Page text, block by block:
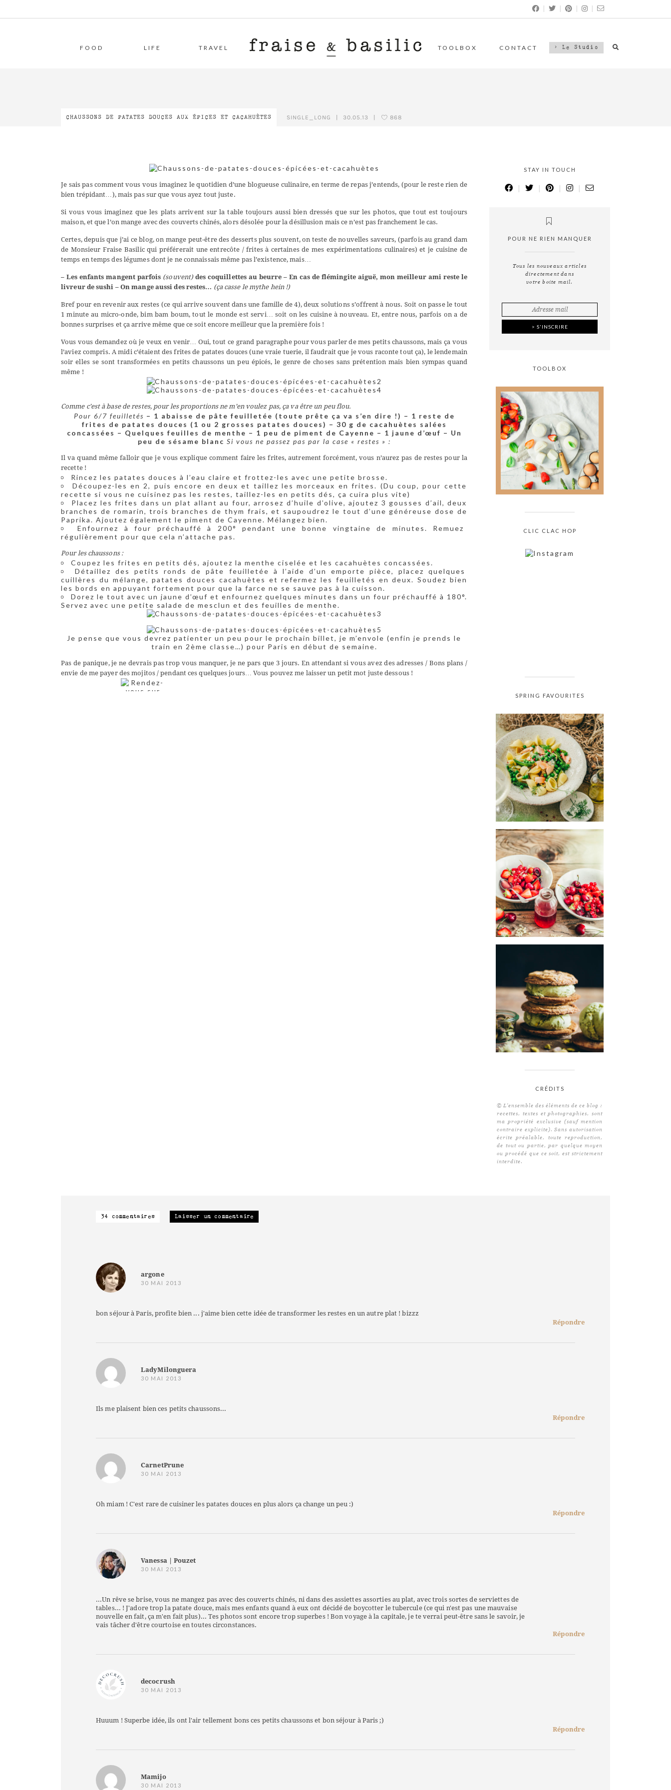
| | | |
FOOD LIFE TRAVEL TOOLBOX CONTACT > Le Studio
CHAUSSONS DE PATATES DOUCES AUX ÉPICES ET CACAHUÈTES SINGLE_LONG 30.05.13 868
Je sais pas comment vous vous imaginez le quotidien d’une blogueuse culinaire, en terme de repas j’entends, (pour le reste rien de
bien trépidant…), mais pas sur que vous ayez tout juste.
Si vous vous imaginez que les plats arrivent sur la table toujours aussi bien dressés que sur les photos, que tout est toujours
maison, et que l’on mange avec des couverts chinés, alors désolée pour la désillusion mais ce n’est pas franchement le cas.
Certes, depuis que j’ai ce blog, on mange peut-être des desserts plus souvent, on teste de nouvelles saveurs, (parfois au grand dam
de Monsieur Fraise Basilic qui préférerait une entrecôte / frites à certaines de mes expérimentations culinaires) et je cuisine de
temps en temps des légumes dont je ne connaissais même pas l’existence, mais…
– Les enfants mangent parfois (souvent) des coquillettes au beurre – En cas de flémingite aiguë, mon meilleur ami reste le
livreur de sushi – On mange aussi des restes… (ça casse le mythe hein !)
Bref pour en revenir aux restes (ce qui arrive souvent dans une famille de 4), deux solutions s’offrent à nous. Soit on passe le tout
1 minute au micro-onde, bim bam boum, tout le monde est servi… soit on les cuisine à nouveau. Et, entre nous, parfois on a de
bonnes surprises et ça arrive même que ce soit encore meilleur que la première fois !
Vous vous demandez où je veux en venir… Oui, tout ce grand paragraphe pour vous parler de mes petits chaussons, mais ça vous
l’aviez compris. A midi c’étaient des frites de patates douces (une vraie tuerie, il faudrait que je vous raconte tout ça), le lendemain
soir elles se sont transformées en petits chaussons un peu épicés, le genre de choses sans prétention mais bien sympas quand
même !
Comme c’est à base de restes, pour les proportions ne m’en voulez pas, ça va être un peu flou.
Pour 6/7 feuilletés – 1 abaisse de pâte feuilletée (toute prête ça va s’en dire !) – 1 reste de
frites de patates douces (1 ou 2 grosses patates douces) – 30 g de cacahuètes salées
concassées – Quelques feuilles de menthe – 1 peu de piment de Cayenne – 1 jaune d’œuf – Un
peu de sésame blanc Si vous ne passez pas par la case « restes » :
Il va quand même falloir que je vous explique comment faire les frites, autrement forcément, vous n’aurez pas de restes pour la
recette !
Rincez les patates douces à l’eau claire et frottez-les avec une petite brosse.
Découpez-les en 2, puis encore en deux et taillez les morceaux en frites. (Du coup, pour cette
recette si vous ne cuisinez pas les restes, taillez-les en petits dés, ça cuira plus vite)
Placez les frites dans un plat allant au four, arrosez d’huile d’olive, ajoutez 3 gousses d’ail, deux
branches de romarin, trois branches de thym frais, et saupoudrez le tout d’une généreuse dose de
Paprika. Ajoutez également le piment de Cayenne. Mélangez bien.
Enfournez à four préchauffé à 200° pendant une bonne vingtaine de minutes. Remuez
régulièrement pour que cela n’attache pas.
Pour les chaussons :
Coupez les frites en petits dés, ajoutez la menthe ciselée et les cacahuètes concassées.
Détaillez des petits ronds de pâte feuilletée à l’aide d’un emporte pièce, placez quelques
cuillères du mélange, patates douces cacahuètes et refermez les feuilletés en deux. Soudez bien
les bords en appuyant fortement pour que la farce ne se sauve pas à la cuisson.
Dorez le tout avec un jaune d’œuf et enfournez quelques minutes dans un four préchauffé à 180°.
Servez avec une petite salade de mesclun et des feuilles de menthe.
Je pense que vous devrez patienter un peu pour le prochain billet, je m’envole (enfin je prends le
train en 2ème classe…) pour Paris en début de semaine.
Pas de panique, je ne devrais pas trop vous manquer, je ne pars que 3 jours. En attendant si vous avez des adresses / Bons plans /
envie de me payer des mojitos / pendant ces quelques jours… Vous pouvez me laisser un petit mot juste dessous !
STAY IN TOUCH
| | | |
POUR NE RIEN MANQUER
Tous les nouveaux articles
directement dans
votre boite mail.
TOOLBOX
Tout ce que vous avez
toujours voulu savoir
sur
la photographie
culinaire sans jamais
oser le demander !
CLIC CLAC HOP
SPRING FAVOURITES
CRÉDITS
© L'ensemble des éléments de ce blog :
recettes, textes et photographies, sont
ma propriété exclusive (sauf mention
contraire explicite). Sans autorisation
écrite préalable, toute reproduction,
de tout ou partie, par quelque moyen
ou procédé que ce soit, est strictement
interdite.
34 commentaires Laisser un commentaire
argone
30 MAI 2013
bon séjour à Paris, profite bien ... j'aime bien cette idée de transformer les restes en un autre plat ! bizzz
Répondre
LadyMilonguera
30 MAI 2013
Ils me plaisent bien ces petits chaussons...
Répondre
CarnetPrune
30 MAI 2013
Oh miam ! C'est rare de cuisiner les patates douces en plus alors ça change un peu :)
Répondre
Vanessa | Pouzet
30 MAI 2013
...Un rêve se brise, vous ne mangez pas avec des couverts chinés, ni dans des assiettes assorties au plat, avec trois sortes de serviettes de
tables... ! J'adore trop la patate douce, mais mes enfants quand à eux ont décidé de boycotter le tubercule (ce qui n'est pas une mauvaise
nouvelle en fait, ça m'en fait plus)... Tes photos sont encore trop superbes ! Bon voyage à la capitale, je te verrai peut-être sans le savoir, je
vais tâcher d'être courtoise en toutes circonstances.
Répondre
decocrush
30 MAI 2013
Huuum ! Superbe idée, ils ont l'air tellement bons ces petits chaussons et bon séjour à Paris ;)
Répondre
Mamijo
30 MAI 2013